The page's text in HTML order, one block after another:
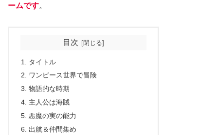
ームです。
目次
タイトル
ワンピース世界で冒険
物語的な時期
主人公は海賊
悪魔の実の能力
出航＆仲間集め